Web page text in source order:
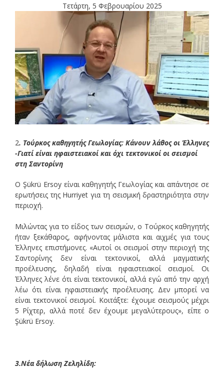
Τετάρτη, 5 Φεβρουαρίου 2025
2. Τούρκος καθηγητής Γεωλογίας: Κάνουν λάθος οι Έλληνες
-Γιατί είναι ηφαιστειακοί και όχι τεκτονικοί οι σεισμοί
στη Σαντορίνη
Ο Şükrü Ersoy είναι καθηγητής Γεωλογίας και απάντησε σε
ερωτήσεις της Hurriyet για τη σεισμική δραστηριότητα στην
περιοχή.
Μιλώντας για το είδος των σεισμών, ο Τούρκος καθηγητής
ήταν ξεκάθαρος, αφήνοντας μάλιστα και αιχμές για τους
Έλληνες επιστήμονες. «Αυτοί οι σεισμοί στην περιοχή της
Σαντορίνης δεν είναι τεκτονικοί, αλλά μαγματικής
προέλευσης, δηλαδή είναι ηφαιστειακοί σεισμοί. Οι
Έλληνες λένε ότι είναι τεκτονικοί, αλλά εγώ από την αρχή
λέω ότι είναι ηφαιστειακής προέλευσης. Δεν μπορεί να
είναι τεκτονικοί σεισμοί. Κοιτάξτε: έχουμε σεισμούς μέχρι
5 Ρίχτερ, αλλά ποτέ δεν έχουμε μεγαλύτερους», είπε ο
Şükrü Ersoy.
3.Νέα δήλωση Ζεληλίδη: